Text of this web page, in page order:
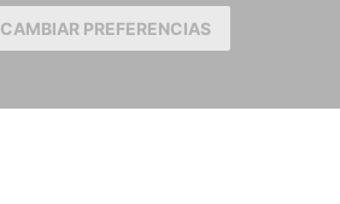
CAMBIAR PREFERENCIAS